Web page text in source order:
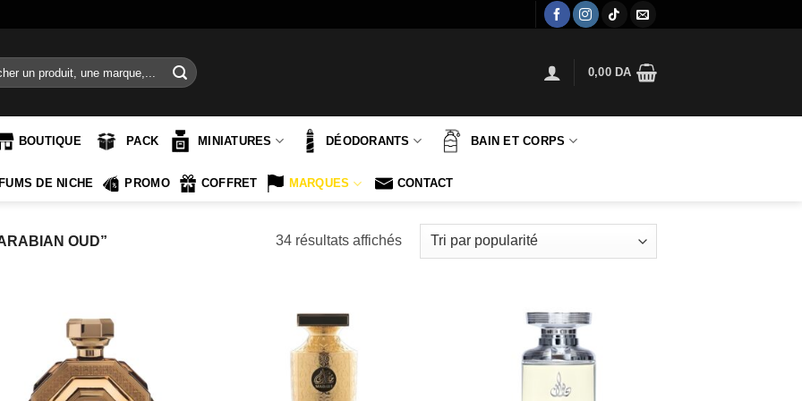
0,00 DA
BOUTIQUE PACK MINIATURES DÉODORANTS BAIN ET CORPS
DE NICHE PROMO COFFRET MARQUES CONTACT
OUD” 34 résultats affichésTrié
par